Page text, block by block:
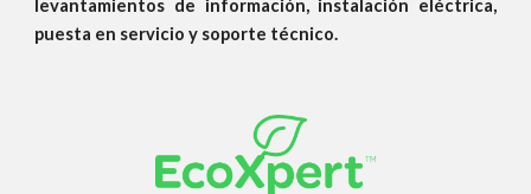
levantamientos de información, instalación eléctrica,
puesta en servicio y soporte técnico.